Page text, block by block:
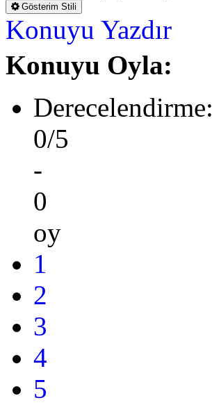
Gösterim Stili
Konuyu Yazdır
Konuyu Oyla:
Derecelendirme:
0/5
-
0
oy
1
2
3
4
5